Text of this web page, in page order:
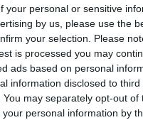
your personal or sensitive
by us, please use the
your selection. Please
is processed you may
ads based on personal
information disclosed to
You may separately opt-out of
your personal information by
kifogásolta, hogy Jánosi István
volt az önkormányzati sajtó